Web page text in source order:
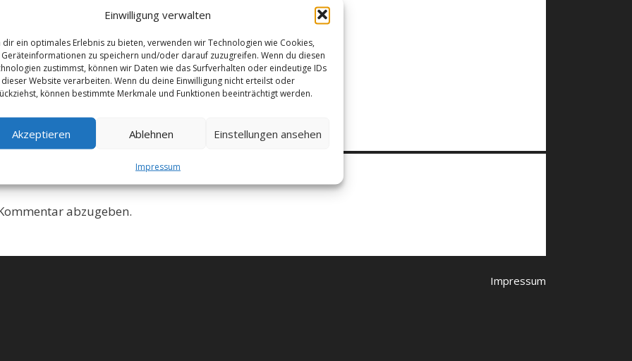
Einwilligung verwalten
dir ein optimales Erlebnis zu bieten, verwenden wir Technologien wie Cookies,
Geräteinformationen zu speichern und/oder darauf zuzugreifen. Wenn du diesen
zustimmst, können wir Daten wie das Surfverhalten oder eindeutige IDs
dieser Website verarbeiten. Wenn du deine Einwilligung nicht erteilst oder
können bestimmte Merkmale und Funktionen beeinträchtigt werden.
Akzeptieren Ablehnen Einstellungen ansehen
Impressum
abzugeben.
Impressum